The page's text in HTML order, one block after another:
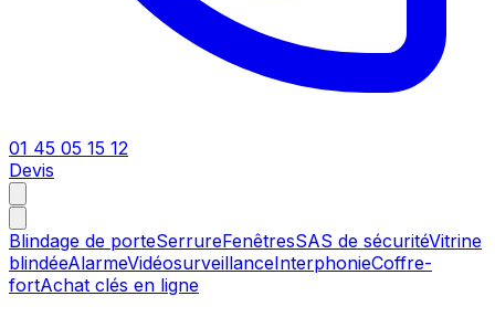
01 45 05 15 12
Devis
Blindage de porteSerrureFenêtresSAS de sécuritéVitrine
blindéeAlarmeVidéosurveillanceInterphonieCoffre-
fortAchat clés en ligne